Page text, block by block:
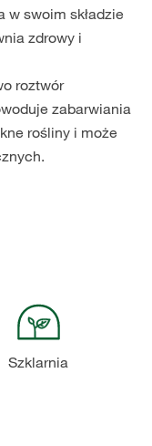
w swoim składzie
zdrowy i
roztwór
zabarwiania
rośliny i może
Szklarnia